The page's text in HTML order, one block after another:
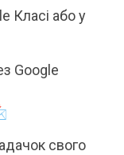
Класі або у
Google
свого